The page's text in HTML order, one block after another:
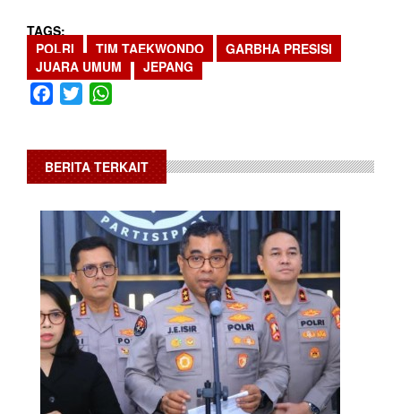
TAGS
POLRI
TIM TAEKWONDO
GARBHA PRESISI
JUARA UMUM
JEPANG
Facebook
Twitter
BERITA TERKAIT